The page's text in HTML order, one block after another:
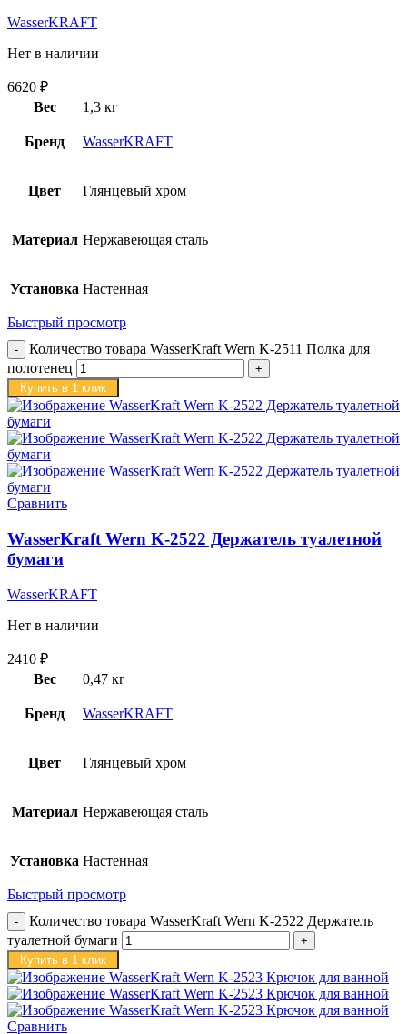
WasserKRAFT
Нет в наличии
6620 ₽
Вес
1,3 кг
Бренд WasserKRAFT
Цвет Глянцевый хром
Материал Нержавеющая сталь
Установка Настенная
Быстрый просмотр
Количество товара WasserKraft Wern K-2511 Полка для
полотенец
Купить в 1 клик
Сравнить
WasserKraft Wern K-2522 Держатель туалетной
бумаги
WasserKRAFT
Нет в наличии
2410 ₽
Вес
0,47 кг
Бренд WasserKRAFT
Цвет Глянцевый хром
Материал Нержавеющая сталь
Установка Настенная
Быстрый просмотр
Количество товара WasserKraft Wern K-2522 Держатель
туалетной бумаги
Купить в 1 клик
Сравнить